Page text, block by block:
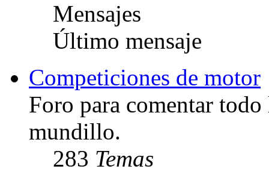
Mensajes
Último mensaje
Competiciones de motor
Foro para comentar
mundillo.
283 Temas